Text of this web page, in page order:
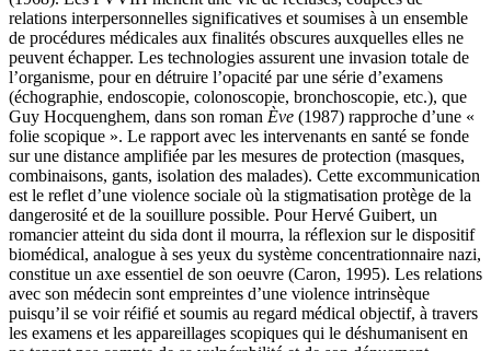
relations interpersonnelles significatives et soumises à un ensemble
de procédures médicales aux finalités obscures auxquelles elles ne
peuvent échapper. Les technologies assurent une invasion totale de
l’organisme, pour en détruire l’opacité par une série d’examens
(échographie, endoscopie, colonoscopie, bronchoscopie, etc.), que
Guy Hocquenghem, dans son roman Ève (1987) rapproche d’une «
folie scopique ». Le rapport avec les intervenants en santé se fonde
sur une distance amplifiée par les mesures de protection (masques,
combinaisons, gants, isolation des malades). Cette excommunication
est le reflet d’une violence sociale où la stigmatisation protège de la
dangerosité et de la souillure possible. Pour Hervé Guibert, un
romancier atteint du sida dont il mourra, la réflexion sur le dispositif
biomédical, analogue à ses yeux du système concentrationnaire nazi,
constitue un axe essentiel de son oeuvre (Caron, 1995). Les relations
avec son médecin sont empreintes d’une violence intrinsèque
puisqu’il se voir réifié et soumis au regard médical objectif, à travers
les examens et les appareillages scopiques qui le déshumanisent en